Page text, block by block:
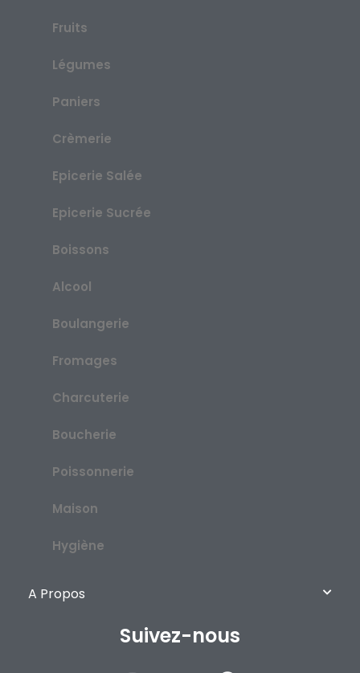
Fruits
Légumes
Paniers
Crèmerie
Epicerie Salée
Epicerie Sucrée
Boissons
Alcool
Boulangerie
Fromages
Charcuterie
Boucherie
Poissonnerie
Maison
Hygiène
A Propos
Suivez-nous